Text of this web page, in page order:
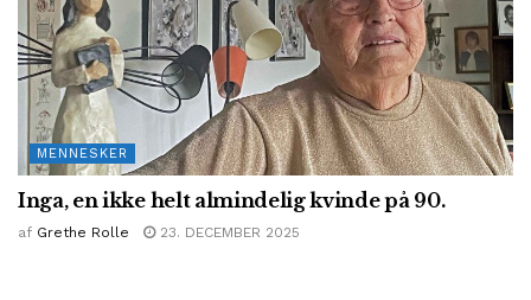
MENNESKER
Inga, en ikke helt almindelig kvinde på 90.
af Grethe Rolle 23. DECEMBER 2025